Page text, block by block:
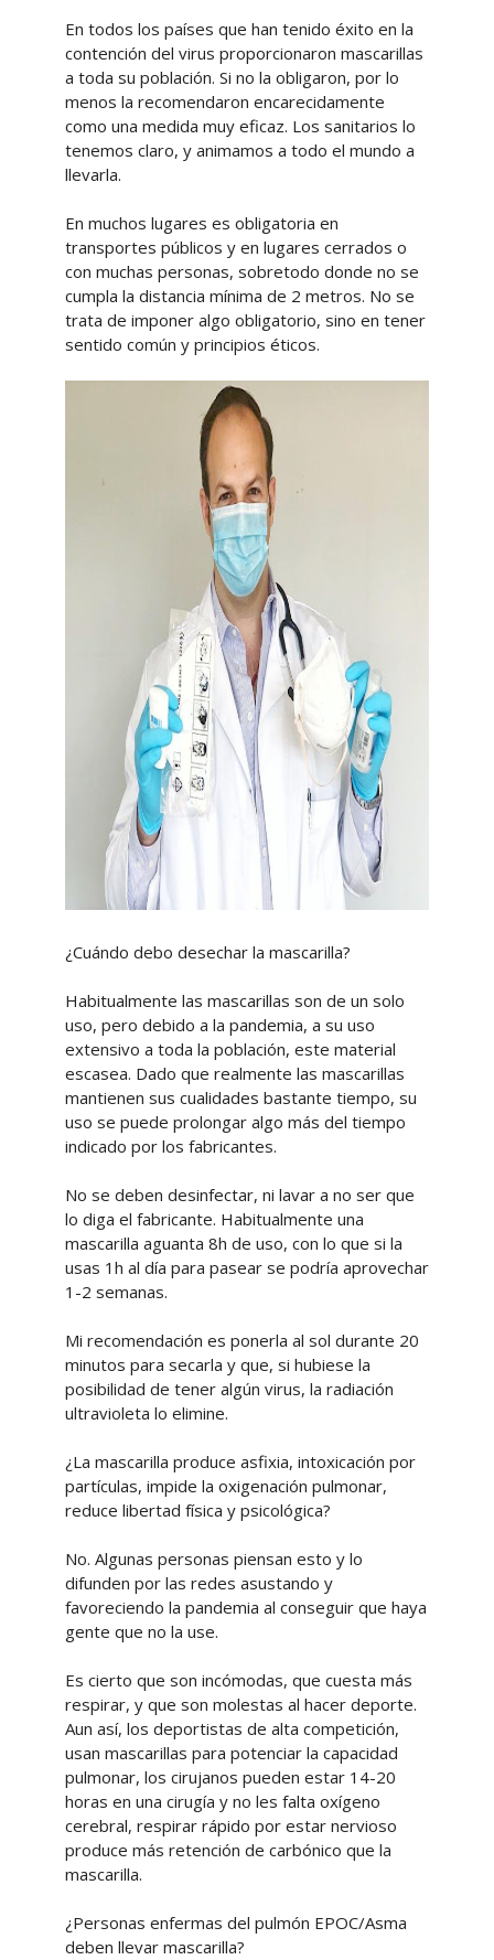
En todos los países que han tenido éxito en la
contención del virus proporcionaron mascarillas
a toda su población. Si no la obligaron, por lo
menos la recomendaron encarecidamente
como una medida muy eficaz. Los sanitarios lo
tenemos claro, y animamos a todo el mundo a
llevarla.
En muchos lugares es obligatoria en
transportes públicos y en lugares cerrados o
con muchas personas, sobretodo donde no se
cumpla la distancia mínima de 2 metros. No se
trata de imponer algo obligatorio, sino en tener
sentido común y principios éticos.
¿Cuándo debo desechar la mascarilla?
Habitualmente las mascarillas son de un solo
uso, pero debido a la pandemia, a su uso
extensivo a toda la población, este material
escasea. Dado que realmente las mascarillas
mantienen sus cualidades bastante tiempo, su
uso se puede prolongar algo más del tiempo
indicado por los fabricantes.
No se deben desinfectar, ni lavar a no ser que
lo diga el fabricante. Habitualmente una
mascarilla aguanta 8h de uso, con lo que si la
usas 1h al día para pasear se podría aprovechar
1-2 semanas.
Mi recomendación es ponerla al sol durante 20
minutos para secarla y que, si hubiese la
posibilidad de tener algún virus, la radiación
ultravioleta lo elimine.
¿La mascarilla produce asfixia, intoxicación por
partículas, impide la oxigenación pulmonar,
reduce libertad física y psicológica?
No. Algunas personas piensan esto y lo
difunden por las redes asustando y
favoreciendo la pandemia al conseguir que haya
gente que no la use.
Es cierto que son incómodas, que cuesta más
respirar, y que son molestas al hacer deporte.
Aun así, los deportistas de alta competición,
usan mascarillas para potenciar la capacidad
pulmonar, los cirujanos pueden estar 14-20
horas en una cirugía y no les falta oxígeno
cerebral, respirar rápido por estar nervioso
produce más retención de carbónico que la
mascarilla.
¿Personas enfermas del pulmón EPOC/Asma
deben llevar mascarilla?